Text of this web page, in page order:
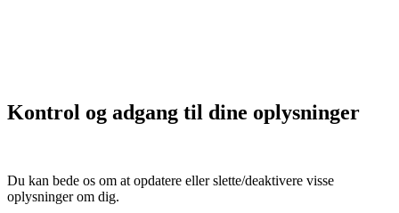
Kontrol og adgang til dine oplysninger
Du kan bede os om at opdatere eller slette/deaktivere visse
oplysninger om dig.